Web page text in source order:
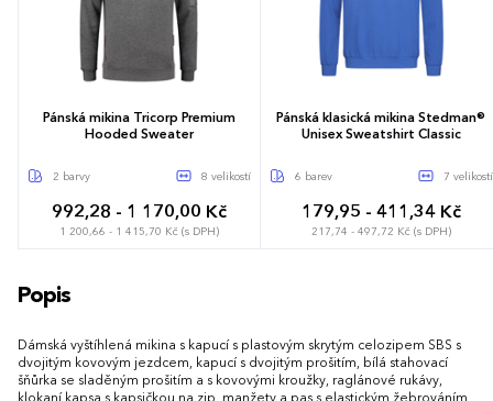
Pánská mikina Tricorp Premium
Hooded Sweater
2 barvy 8 velikostí
992,28 - 1 170,00 Kč
1 200,66 - 1 415,70 Kč (s DPH)
S
Pánská klasická mikina Stedman®
Unisex Sweatshirt Classic
6 barev 7 velikostí
179,95 - 411,34 Kč
217,74 - 497,72 Kč (s DPH)
Popis
Dámská vyštíhlená mikina s kapucí s plastovým skrytým celozipem SBS s
dvojitým kovovým jezdcem, kapucí s dvojitým prošitím, bílá stahovací
šňůrka se sladěným prošitím a s kovovými kroužky, raglánové rukávy,